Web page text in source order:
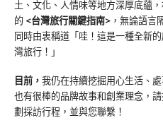
土、文化、人情味等地方深厚底蘊
的 <台灣旅行關鍵指南> ，無論語言
同時由衷稱道「哇！這是一種全新
灣旅行！」
目前， 我仍在持續挖掘用心生活、
也有很棒的品牌故事和創業理念，
劃採訪行程，並與您聯繫！